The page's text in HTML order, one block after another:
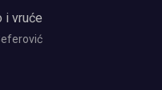
i vruće